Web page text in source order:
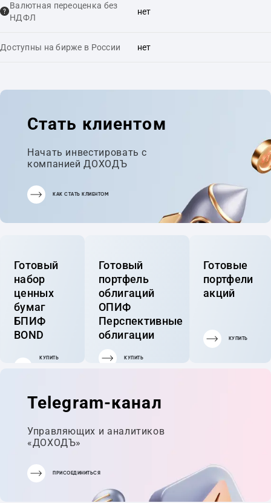
Валютная переоценка без
НДФЛ
нет
Доступны на бирже в России нет
Стать клиентом
Начать инвестировать с
компанией ДОХОДЪ
КАК СТАТЬ КЛИЕНТОМ
Готовый
набор
ценных
бумаг
БПИФ
BOND
КУПИТЬ
Готовый
портфель
облигаций
ОПИФ
Перспективные
облигации
КУПИТЬ
Готовые
портфели
акций
КУПИТЬ
Telegram-канал
Управляющих и аналитиков
«ДОХОДЪ»
ПРИСОЕДИНИТЬСЯ